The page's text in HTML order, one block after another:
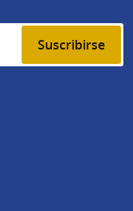
Suscribirse